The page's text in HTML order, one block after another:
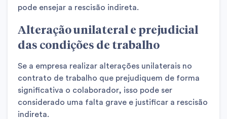
pode ensejar a rescisão indireta.
Alteração unilateral e prejudicial
das condições de trabalho
Se a empresa realizar alterações unilaterais no
contrato de trabalho que prejudiquem de forma
significativa o colaborador, isso pode ser
considerado uma falta grave e justificar a rescisão
indireta.